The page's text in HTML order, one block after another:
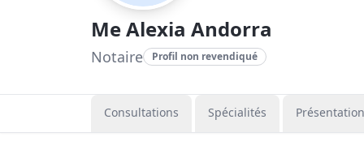
Me Alexia Andorra
Notaire Profil non revendiqué
Consultations Spécialités Présentation